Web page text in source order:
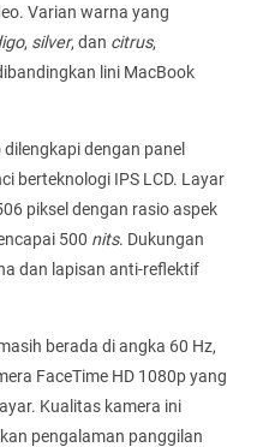
Varian warna yang
, silver, dan citrus,
lini MacBook
dengan panel
berteknologi IPS LCD. Layar
piksel dengan rasio aspek
500 nits. Dukungan
dan lapisan anti-reflektif
berada di angka 60 Hz,
FaceTime HD 1080p yang
Kualitas kamera ini
pengalaman panggilan